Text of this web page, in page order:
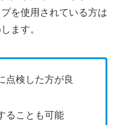
を使用されている方は
ます。
点検した方が良
ることも可能